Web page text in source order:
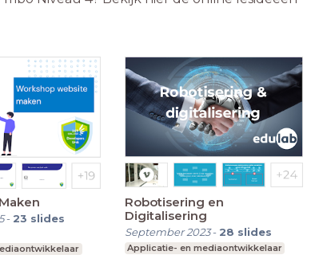
- 23 slides
Robotisering en
Digitalisering
September 2023- 28 slides
Applicatie- en mediaontwikkelaar